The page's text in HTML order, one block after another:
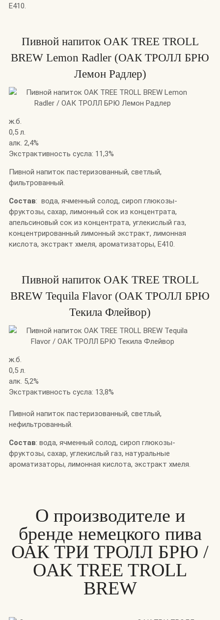
Е410.
Пивной напиток OAK TREE TROLL
BREW Lemon Radler (ОАК ТРОЛЛ БРЮ
Лемон Радлер)
ж.б.
0,5 л.
алк. 2,4%
Экстрактивность сусла: 11,3%
Пивной напиток пастеризованный, светлый,
фильтрованный.
Состав: вода, ячменный солод, сироп глюкозы-
фруктозы, сахар, лимонный сок из концентрата,
апельсиновый сок из концентрата, углекислый газ,
концентрированный лимонный экстракт, лимонная
кислота, экстракт хмеля, ароматизаторы, Е410.
Пивной напиток OAK TREE TROLL
BREW Tequila Flavor (ОАК ТРОЛЛ БРЮ
Текила Флейвор)
ж.б.
0,5 л.
алк. 5,2%
Экстрактивность сусла: 13,8%
Пивной напиток пастеризованный, светлый,
нефильтрованный.
Состав: вода, ячменный солод, сироп глюкозы-
фруктозы, сахар, углекислый газ, натуральные
ароматизаторы, лимонная кислота, экстракт хмеля.
О производителе и
бренде немецкого пива
ОАК ТРИ ТРОЛЛ БРЮ /
OAK TREE TROLL
BREW